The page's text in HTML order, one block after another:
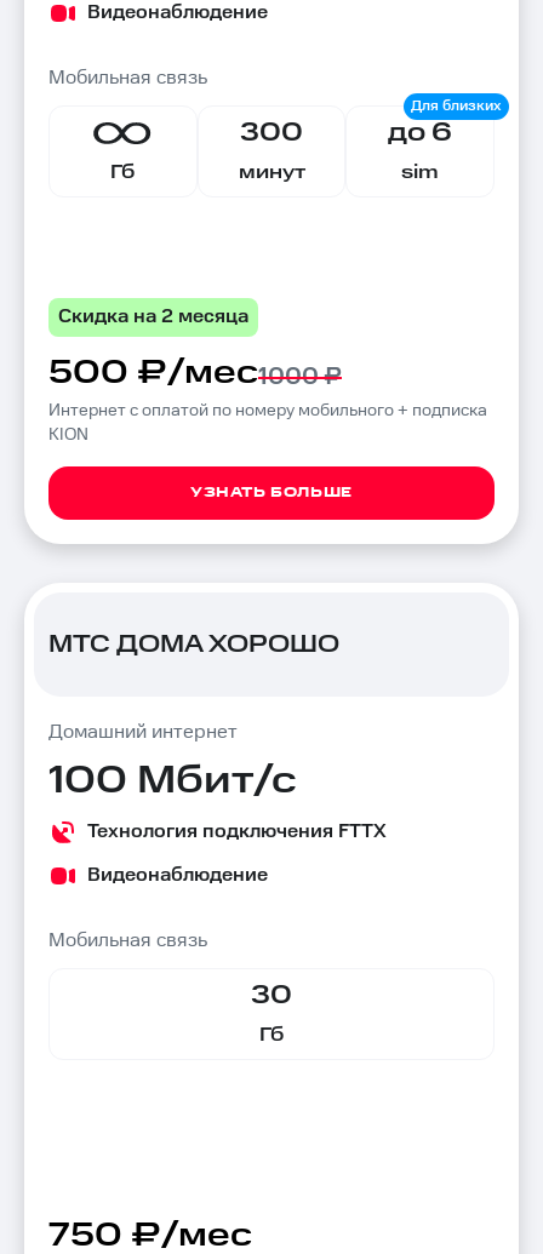
Видеонаблюдение
Мобильная связь
Гб
300
минут
до 6
sim
Скидка на 2 месяца
500 ₽/мес1000 ₽
Интернет с оплатой по номеру мобильного + подписка
KION
УЗНАТЬ БОЛЬШЕ
МТС ДОМА ХОРОШО
Домашний интернет
100 Мбит/с
Технология подключения FTTX
Видеонаблюдение
Мобильная связь
30
Гб
750 ₽/мес